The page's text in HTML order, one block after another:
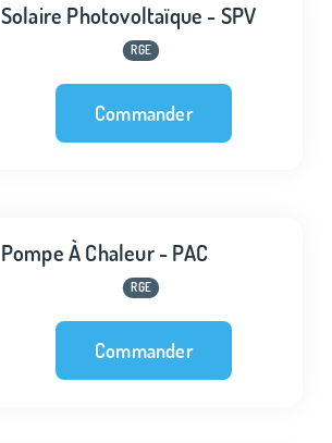
Solaire Photovoltaïque - SPV
RGE
Commander
Pompe À Chaleur - PAC
RGE
Commander